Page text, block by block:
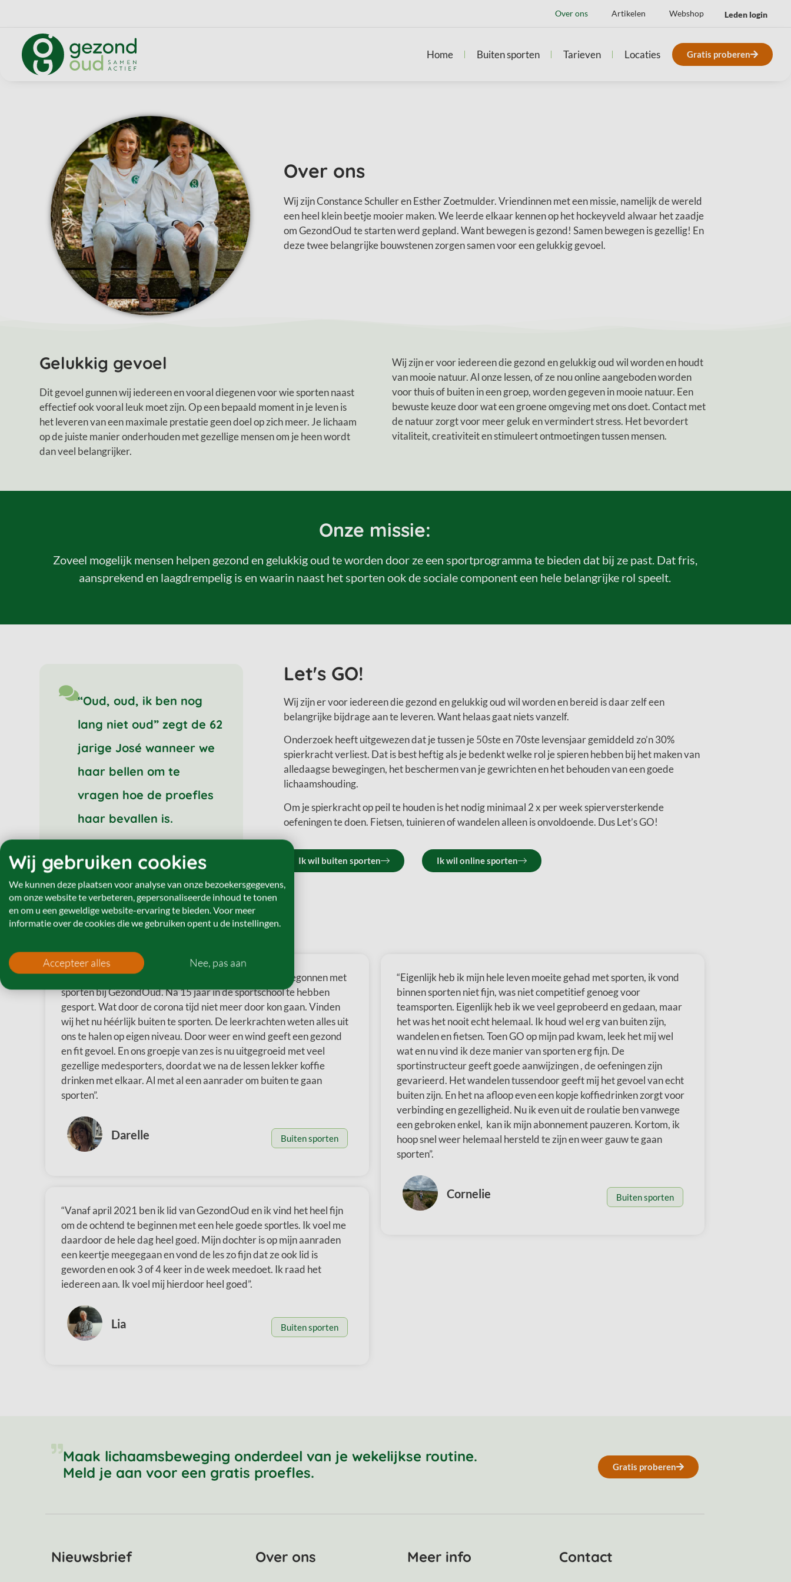
Over ons Artikelen Webshop Leden login
Home Buiten sporten Tarieven Locaties Gratis proberen
Over ons
Wij zijn Constance Schuller en Esther Zoetmulder. Vriendinnen met een missie, namelijk de wereld
een heel klein beetje mooier maken. We leerde elkaar kennen op het hockeyveld alwaar het zaadje
om GezondOud te starten werd gepland. Want bewegen is gezond! Samen bewegen is gezellig! En
deze twee belangrijke bouwstenen zorgen samen voor een gelukkig gevoel.
Gelukkig gevoel
Dit gevoel gunnen wij iedereen en vooral diegenen voor wie sporten naast
effectief ook vooral leuk moet zijn. Op een bepaald moment in je leven is
het leveren van een maximale prestatie geen doel op zich meer. Je lichaam
op de juiste manier onderhouden met gezellige mensen om je heen wordt
dan veel belangrijker.
Wij zijn er voor iedereen die gezond en gelukkig oud wil worden en houdt
van mooie natuur. Al onze lessen, of ze nou online aangeboden worden
voor thuis of buiten in een groep, worden gegeven in mooie natuur. Een
bewuste keuze door wat een groene omgeving met ons doet. Contact met
de natuur zorgt voor meer geluk en vermindert stress. Het bevordert
vitaliteit, creativiteit en stimuleert ontmoetingen tussen mensen.
Onze missie:
Zoveel mogelijk mensen helpen gezond en gelukkig oud te worden door ze een sportprogramma te bieden dat bij ze past. Dat fris,
aansprekend en laagdrempelig is en waarin naast het sporten ook de sociale component een hele belangrijke rol speelt.
“Oud, oud, ik ben nog
lang niet oud” zegt de 62
jarige José wanneer we
haar bellen om te
vragen hoe de proefles
haar bevallen is.
Let's GO!
Wij zijn er voor iedereen die gezond en gelukkig oud wil worden en bereid is daar zelf een
belangrijke bijdrage aan te leveren. Want helaas gaat niets vanzelf.
Onderzoek heeft uitgewezen dat je tussen je 50ste en 70ste levensjaar gemiddeld zo’n 30%
spierkracht verliest. Dat is best heftig als je bedenkt welke rol je spieren hebben bij het maken van
alledaagse bewegingen, het beschermen van je gewrichten en het behouden van een goede
lichaamshouding.
Om je spierkracht op peil te houden is het nodig minimaal 2 x per week spierversterkende
oefeningen te doen. Fietsen, tuinieren of wandelen alleen is onvoldoende. Dus Let’s GO!
Ik wil buiten sporten Ik wil online sporten
Reviews
“Met een groepje vriendinnen zijn we 2 jaar geleden begonnen met
sporten bij GezondOud. Na 15 jaar in de sportschool te hebben
gesport. Wat door de corona tijd niet meer door kon gaan. Vinden
wij het nu héérlijk buiten te sporten. De leerkrachten weten alles uit
ons te halen op eigen niveau. Door weer en wind geeft een gezond
en fit gevoel. En ons groepje van zes is nu uitgegroeid met veel
gezellige medesporters, doordat we na de lessen lekker koffie
drinken met elkaar. Al met al een aanrader om buiten te gaan
sporten”.
Darelle Buiten sporten
“Eigenlijk heb ik mijn hele leven moeite gehad met sporten, ik vond
binnen sporten niet fijn, was niet competitief genoeg voor
teamsporten. Eigenlijk heb ik we veel geprobeerd en gedaan, maar
het was het nooit echt helemaal. Ik houd wel erg van buiten zijn,
wandelen en fietsen. Toen GO op mijn pad kwam, leek het mij wel
wat en nu vind ik deze manier van sporten erg fijn. De
sportinstructeur geeft goede aanwijzingen , de oefeningen zijn
gevarieerd. Het wandelen tussendoor geeft mij het gevoel van echt
buiten zijn. En het na afloop even een kopje koffiedrinken zorgt voor
verbinding en gezelligheid. Nu ik even uit de roulatie ben vanwege
een gebroken enkel, kan ik mijn abonnement pauzeren. Kortom, ik
hoop snel weer helemaal hersteld te zijn en weer gauw te gaan
sporten”.
Cornelie Buiten sporten
“Vanaf april 2021 ben ik lid van GezondOud en ik vind het heel fijn
om de ochtend te beginnen met een hele goede sportles. Ik voel me
daardoor de hele dag heel goed. Mijn dochter is op mijn aanraden
een keertje meegegaan en vond de les zo fijn dat ze ook lid is
geworden en ook 3 of 4 keer in de week meedoet. Ik raad het
iedereen aan. Ik voel mij hierdoor heel goed”.
Lia Buiten sporten
Maak lichaamsbeweging onderdeel van je wekelijkse routine.
Meld je aan voor een gratis proefles.
Gratis proberen
Nieuwsbrief Over ons Meer info Contact
Wij gebruiken cookies
We kunnen deze plaatsen voor analyse van onze bezoekersgegevens,
om onze website te verbeteren, gepersonaliseerde inhoud te tonen
en om u een geweldige website-ervaring te bieden. Voor meer
informatie over de cookies die we gebruiken opent u de instellingen.
Accepteer alles Nee, pas aan